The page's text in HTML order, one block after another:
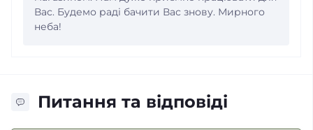
Вас. Будемо раді бачити Вас знову. Мирного
неба!
Питання та відповіді